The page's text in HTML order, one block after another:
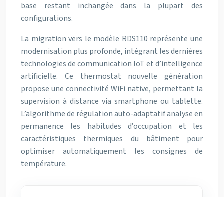
base restant inchangée dans la plupart des
configurations.
La migration vers le modèle RDS110 représente une
modernisation plus profonde, intégrant les dernières
technologies de communication IoT et d’intelligence
artificielle. Ce thermostat nouvelle génération
propose une connectivité WiFi native, permettant la
supervision à distance via smartphone ou tablette.
L’algorithme de régulation auto-adaptatif analyse en
permanence les habitudes d’occupation et les
caractéristiques thermiques du bâtiment pour
optimiser automatiquement les consignes de
température.